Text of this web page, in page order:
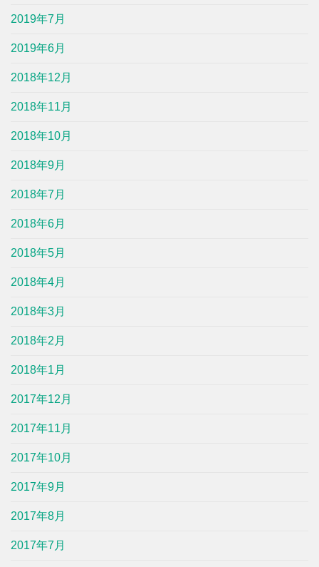
2019年7月
2019年6月
2018年12月
2018年11月
2018年10月
2018年9月
2018年7月
2018年6月
2018年5月
2018年4月
2018年3月
2018年2月
2018年1月
2017年12月
2017年11月
2017年10月
2017年9月
2017年8月
2017年7月